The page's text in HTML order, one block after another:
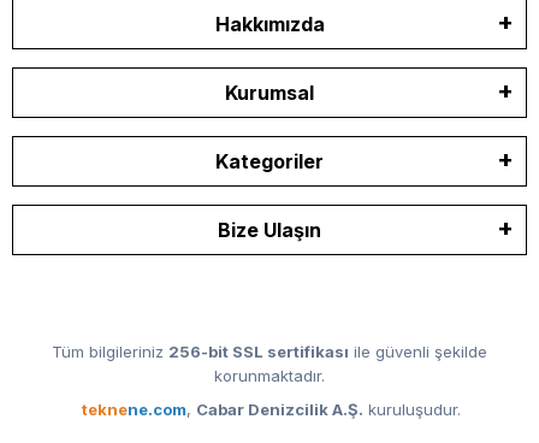
Hakkımızda
Kurumsal
Kategoriler
Bize Ulaşın
Tüm bilgileriniz 256-bit SSL sertifikası ile güvenli şekilde
korunmaktadır.
teknene.com, Cabar Denizcilik A.Ş. kuruluşudur.